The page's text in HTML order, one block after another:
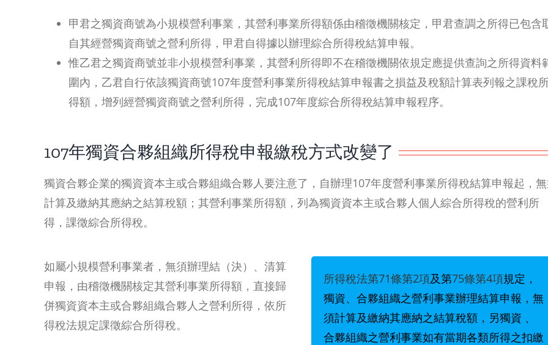
甲君之獨資商號為小規模營利事業，其營利事業所得額係由稽徵機關核定，甲君查調之所得已包含
自其經營獨資商號之營利所得，甲君自得據以辦理綜合所得稅結算申報。
惟乙君之獨資商號並非小規模營利事業，其營利所得即不在稽徵機關依規定應提供查詢之所得資料
圍內，乙君自行依該獨資商號107年度營利事業所得稅結算申報書之損益及稅額計算表列報之課稅
得額，增列經營獨資商號之營利所得，完成107年度綜合所得稅結算申報程序。
107年獨資合夥組織所得稅申報繳稅方式改變了
獨資合夥企業的獨資資本主或合夥組織合夥人要注意了，自辦理107年度營利事業所得稅結算申報起，
計算及繳納其應納之結算稅額；其營利事業所得額，列為獨資資本主或合夥人個人綜合所得稅的營利所
得，課徵綜合所得稅。
如屬小規模營利事業者，無須辦理結（決）、清算
申報，由稽徵機關核定其營利事業所得額，直接歸
併獨資資本主或合夥組織合夥人之營利所得，依所
得稅法規定課徵綜合所得稅。
所得稅法第71條第2項及第75條第4項規定，
獨資、合夥組織之營利事業辦理結算申報，無
須計算及繳納其應納之結算稅額，另獨資 、
合夥組織之營利事業如有當期各類所得之扣繳